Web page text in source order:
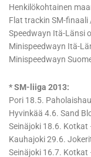
Henkilökohtainen
Flat trackin SM-finaali
Speedwayn Itä-Länsi
Minispeedwayn Itä-
Minispeedwayn
* SM-liiga 2013:
Pori 18.5.
Hyvinkää 4.6. Sand
Seinäjoki 18.6.
Kauhajoki 29.6.
Seinäjoki 16.7.